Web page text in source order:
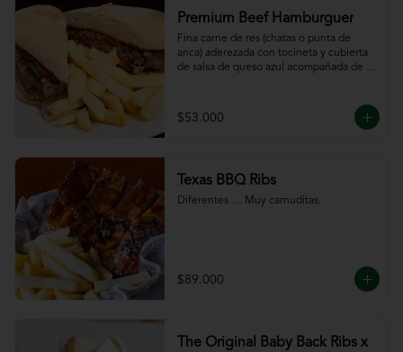
Premium Beef Hamburguer
Fina carne de res (chatas o punta de
anca) aderezada con tocineta y cubierta
de salsa de queso azul acompañada de
$53.000
Texas BBQ Ribs
Diferentes … Muy carnuditas.
$89.000
The Original Baby Back Ribs x